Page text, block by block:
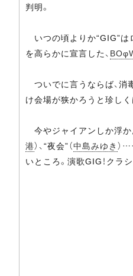
判明。
いつの頃よりか“GIG”は
を高らかに宣言した、
ついでに言うならば、消
け会場が狭かろうと珍し
今やジャイアンしか浮か
港）、“夜会”（中島みゆき ）
いところ。演歌GIG！クラ